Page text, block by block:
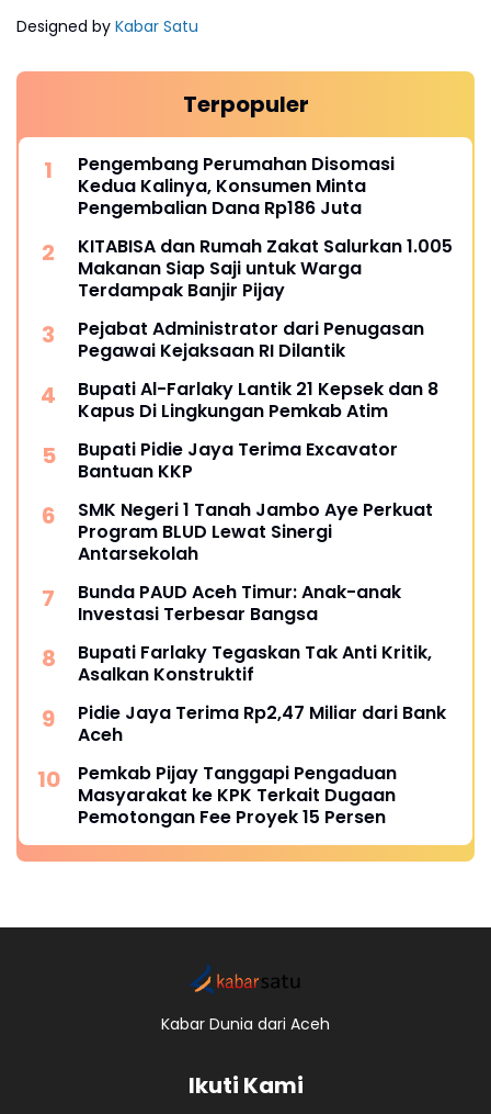
Designed by Kabar Satu
Terpopuler
Pengembang Perumahan Disomasi
Kedua Kalinya, Konsumen Minta
Pengembalian Dana Rp186 Juta
KITABISA dan Rumah Zakat Salurkan 1.005
Makanan Siap Saji untuk Warga
Terdampak Banjir Pijay
Pejabat Administrator dari Penugasan
Pegawai Kejaksaan RI Dilantik
Bupati Al-Farlaky Lantik 21 Kepsek dan 8
Kapus Di Lingkungan Pemkab Atim
Bupati Pidie Jaya Terima Excavator
Bantuan KKP
SMK Negeri 1 Tanah Jambo Aye Perkuat
Program BLUD Lewat Sinergi
Antarsekolah
Bunda PAUD Aceh Timur: Anak-anak
Investasi Terbesar Bangsa
Bupati Farlaky Tegaskan Tak Anti Kritik,
Asalkan Konstruktif
Pidie Jaya Terima Rp2,47 Miliar dari Bank
Aceh
Pemkab Pijay Tanggapi Pengaduan
Masyarakat ke KPK Terkait Dugaan
Pemotongan Fee Proyek 15 Persen
Kabar Dunia dari Aceh
Ikuti Kami